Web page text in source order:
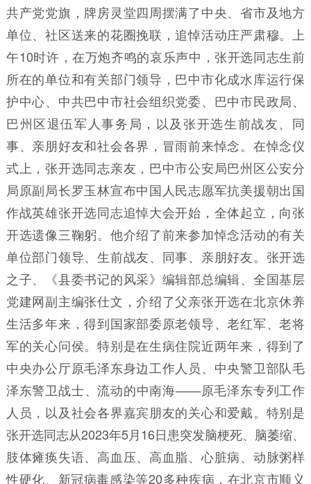
共产党党旗，牌房灵堂四周摆满了中央、省市及地方
单位、社区送来的花圈挽联，追悼活动庄严肃穆。上
午10时许，在万炮齐鸣的哀乐声中，张开选同志生前
所在的单位和有关部门领导，巴中市化成水库运行保
护中心、中共巴中市社会组织党委、巴中市民政局、
巴州区退伍军人事务局，以及张开选生前战友、同
事、亲朋好友和社会各界，冒雨前来悼念。在悼念仪
式上，张开选同志亲友，巴中市公安局巴州区公安分
局原副局长罗玉林宣布中国人民志愿军抗美援朝出国
作战英雄张开选同志追悼大会开始，全体起立，向张
开选遗像三鞠躬。他介绍了前来参加悼念活动的有关
单位部门领导、生前战友、同事、亲朋好友。张开选
之子、《县委书记的风采》编辑部总编辑、全国基层
党建网副主编张仕文，介绍了父亲张开选在北京休养
生活多年来，得到国家部委原老领导、老红军、老将
军的关心问侯。特别是在生病住院近两年来，得到了
中央办公厅原毛泽东身边工作人员、中央警卫部队毛
泽东警卫战士、流动的中南海——原毛泽东专列工作
人员，以及社会各界嘉宾朋友的关心和爱戴。特别是
张开选同志从2023年5月16日患突发脑梗死、脑萎缩、
肢体瘫痪失语、高血压、高血脂、心脏病、动脉粥样
性硬化、新冠病毒感染等20多种疾病，在北京市顺义